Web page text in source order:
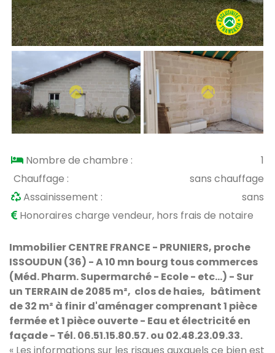
Nombre de chambre :
1
Chauffage :
sans chauffage
Assainissement :
sans
Honoraires charge vendeur, hors frais de notaire
Immobilier CENTRE FRANCE - PRUNIERS, proche
ISSOUDUN (36) - A 10 mn bourg tous commerces
(Méd. Pharm. Supermarché - Ecole - etc...) - Sur
un TERRAIN de 2085 m², clos de haies, bâtiment
de 32 m² à finir d'aménager comprenant 1 pièce
fermée et 1 pièce ouverte - Eau et électricité en
façade - Tél. 06.51.15.80.57. ou 02.48.23.09.33.
« Les informations sur les risques auxquels ce bien est